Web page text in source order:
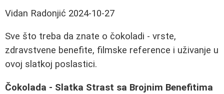
Vidan Radonjić 2024-10-27
Sve što treba da znate o čokoladi - vrste,
zdravstvene benefite, filmske reference i uživanje u
ovoj slatkoj poslastici.
Čokolada - Slatka Strast sa Brojnim Benefitima